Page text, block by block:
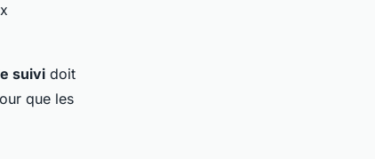
suivi doit
que les